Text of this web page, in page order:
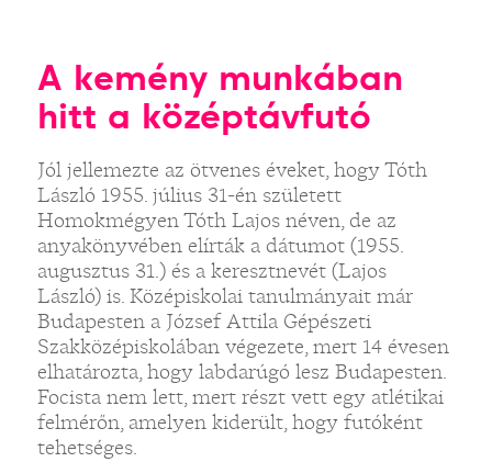
A kemény munkában
hitt a középtávfutó
Jól jellemezte az ötvenes éveket, hogy Tóth
László 1955. július 31-én született
Homokmégyen Tóth Lajos néven, de az
anyakönyvében elírták a dátumot (1955.
augusztus 31.) és a keresztnevét (Lajos
László) is. Középiskolai tanulmányait már
Budapesten a József Attila Gépészeti
Szakközépiskolában végezete, mert 14 évesen
elhatározta, hogy labdarúgó lesz Budapesten.
Focista nem lett, mert részt vett egy atlétikai
felmérőn, amelyen kiderült, hogy futóként
tehetséges.